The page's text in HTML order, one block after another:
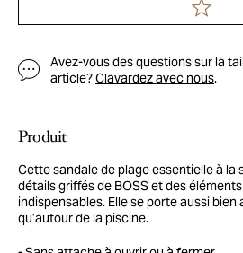
Avez-vous des questions sur la
article?Clavardez avec nous.
Produit
Cette sandale de plage essentielle à la
détails griffés de BOSS et des
indispensables. Elle se porte aussi bien
qu’autour de la piscine.